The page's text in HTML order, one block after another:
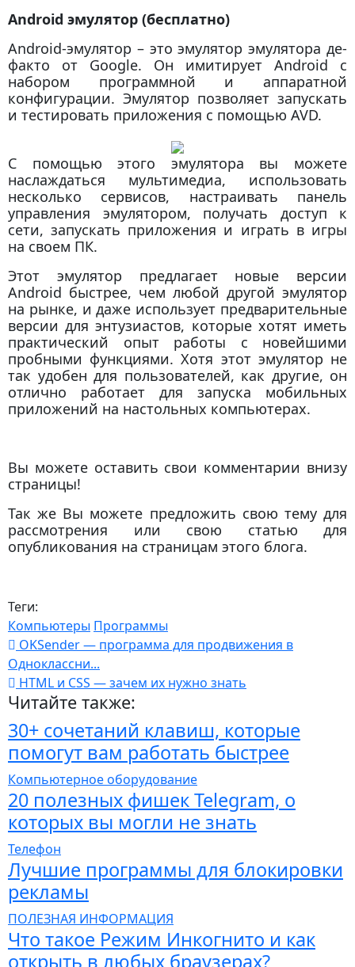
Android эмулятор (бесплатно)
Android-эмулятор – это эмулятор эмулятора де-
факто от Google. Он имитирует Android с
набором программной и аппаратной
конфигурации. Эмулятор позволяет запускать
и тестировать приложения с помощью AVD.
С помощью этого эмулятора вы можете
наслаждаться мультимедиа, использовать
несколько сервисов, настраивать панель
управления эмулятором, получать доступ к
сети, запускать приложения и играть в игры
на своем ПК.
Этот эмулятор предлагает новые версии
Android быстрее, чем любой другой эмулятор
на рынке, и даже использует предварительные
версии для энтузиастов, которые хотят иметь
практический опыт работы с новейшими
пробными функциями. Хотя этот эмулятор не
так удобен для пользователей, как другие, он
отлично работает для запуска мобильных
приложений на настольных компьютерах.
Вы можете оставить свои комментарии внизу
страницы!
Так же Вы можете предложить свою тему для
рассмотрения или свою статью для
опубликования на страницам этого блога.
Теги:
Компьютеры Программы
OKSender — программа для продвижения в
Одноклассни...
HTML и CSS — зачем их нужно знать
Читайте также:
30+ сочетаний клавиш, которые
помогут вам работать быстрее
Компьютерное оборудование
20 полезных фишек Telegram, о
которых вы могли не знать
Телефон
Лучшие программы для блокировки
рекламы
ПОЛЕЗНАЯ ИНФОРМАЦИЯ
Что такое Режим Инкогнито и как
открыть в любых браузерах?